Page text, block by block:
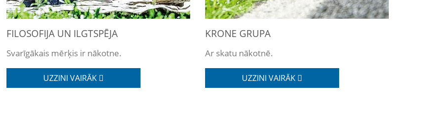
FILOSOFIJA UN ILGTSPĒJA
Svarīgākais mērķis ir nākotne.
UZZINI VAIRĀK
KRONE GRUPA
Ar skatu nākotnē.
UZZINI VAIRĀK